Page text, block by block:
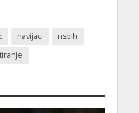
navijaci
nsbih